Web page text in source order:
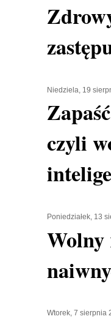
Niedziela, 19
czyli
Poniedziałek, 13
Wtorek, 7 sierpnia